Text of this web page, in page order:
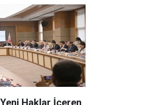
Haklar İçeren